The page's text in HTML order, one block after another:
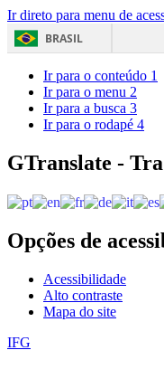
Ir direto para menu de
BRASIL
Ir para o conteúdo 1
Ir para o menu 2
Ir para a busca 3
Ir para o rodapé 4
GTranslate -
Opções de
Acessibilidade
Alto contraste
Mapa do site
IFG